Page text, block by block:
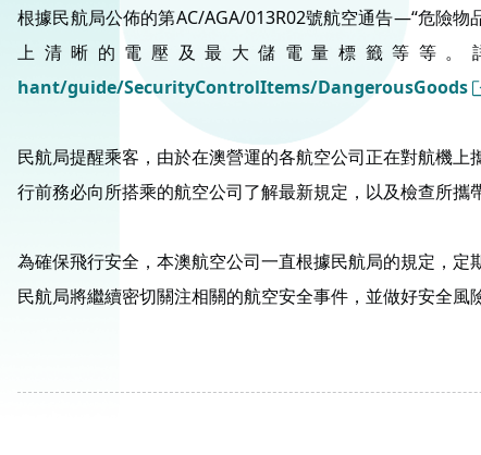
根據民航局公佈的第AC/AGA/013R02號航空通告—“危險
上清晰的電壓及最大儲電量標籤等等
hant/guide/SecurityControlItems/DangerousGoods
民航局提醒乘客，由於在澳營運的各航空公司正在對航機
行前務必向所搭乘的航空公司了解最新規定，以及檢查所攜
為確保飛行安全，本澳航空公司一直根據民航局的規定，定
民航局將繼續密切關注相關的航空安全事件，並做好安全風